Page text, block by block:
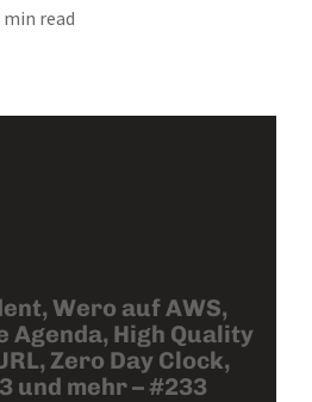
min read
Wero auf AWS,
Agenda, High Quality
Zero Day Clock,
und mehr – #233